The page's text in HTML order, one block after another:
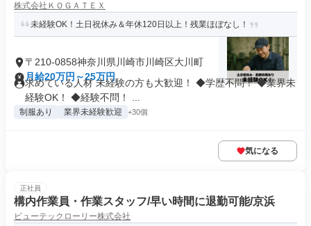
株式会社ＫＯＧＡＴＥＸ
未経験OK！土日祝休み＆年休120日以上！残業ほぼなし！
〒210-0858神奈川県川崎市川崎区大川町
月給20万円～25万円
求めている人材 未経験の方も大歓迎！ ◆学歴不問！ ◆業界未
経験OK！ ◆経験不問！ ...
制服あり 業界未経験歓迎 +30個
気になる
正社員
構内作業員・作業スタッフ/早い時間に退勤可能/京浜
ビューテックローリー株式会社